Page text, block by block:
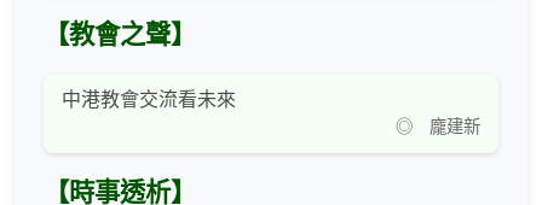
【教會之聲】
中港教會交流看未來
◎ 龐建新
【時事透析】